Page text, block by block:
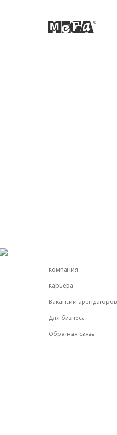
Компания
Карьера
Вакансии арендаторов
Для бизнеса
Обратная связь